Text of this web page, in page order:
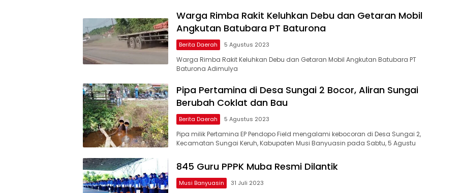
Warga Rimba Rakit Keluhkan Debu dan Getaran Mobil
Angkutan Batubara PT Baturona
Berita Daerah 5 Agustus 2023
Warga Rimba Rakit Keluhkan Debu dan Getaran Mobil Angkutan Batubara PT
Baturona Adimulya
Pipa Pertamina di Desa Sungai 2 Bocor, Aliran Sungai
Berubah Coklat dan Bau
Berita Daerah 5 Agustus 2023
Pipa milik Pertamina EP Pendopo Field mengalami kebocoran di Desa Sungai 2,
Kecamatan Sungai Keruh, Kabupaten Musi Banyuasin pada Sabtu, 5 Agustu
845 Guru PPPK Muba Resmi Dilantik
Musi Banyuasin 31 Juli 2023